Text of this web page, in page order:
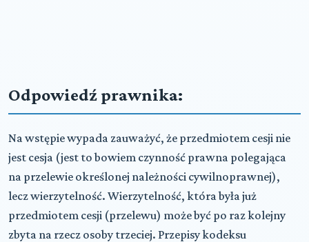
Odpowiedź prawnika:
Na wstępie wypada zauważyć, że przedmiotem cesji nie
jest cesja (jest to bowiem czynność prawna polegająca
na przelewie określonej należności cywilnoprawnej),
lecz wierzytelność. Wierzytelność, która była już
przedmiotem cesji (przelewu) może być po raz kolejny
zbyta na rzecz osoby trzeciej. Przepisy kodeksu